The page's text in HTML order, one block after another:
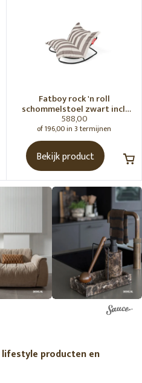
Fatboy rock 'n roll
schommelstoel zwart incl.
original Outdoor zitzak
Stripe Cacao
588,00
of 196,00 in 3 termijnen
Bekijk product
lifestyle producten en